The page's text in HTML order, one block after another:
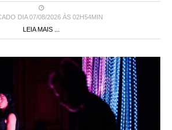
DIA 07/08/2026 ÀS 02H54MIN
LEIA MAIS ...